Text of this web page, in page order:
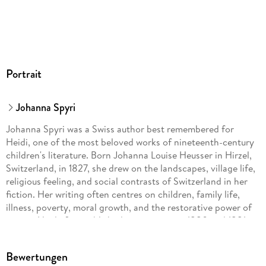
Portrait
Johanna Spyri
Johanna Spyri was a Swiss author best remembered for
Heidi, one of the most beloved works of nineteenth-century
children's literature. Born Johanna Louise Heusser in Hirzel,
Switzerland, in 1827, she drew on the landscapes, village life,
religious feeling, and social contrasts of Switzerland in her
fiction. Her writing often centres on children, family life,
illness, poverty, moral growth, and the restorative power of
nature. Heidi, first published in two parts in 1880 and 1881,
children's literature.Spyri's reputation rests largely on the
Bewertungen